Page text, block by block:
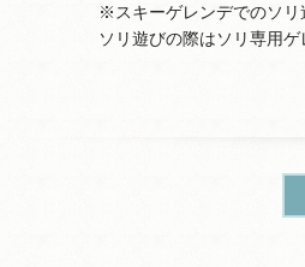
※スキーゲレンデでのソリ
ソリ遊びの際はソリ専用ゲ